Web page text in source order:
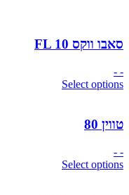
סאבו ווקס FL 10
- -
Select options
טווין 80
- -
Select options